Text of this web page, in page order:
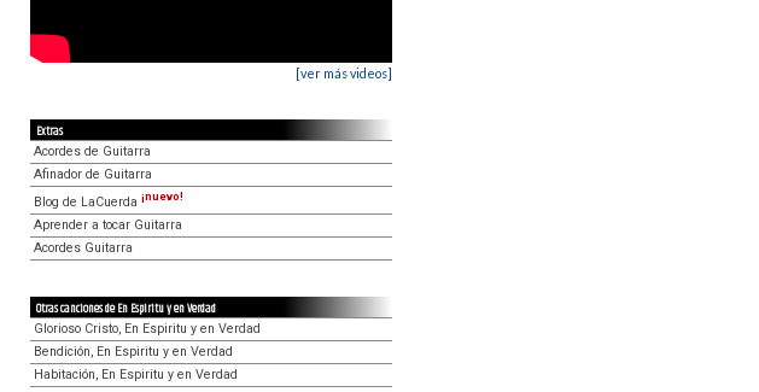
[ver más videos]
Extras
Acordes de Guitarra
Afinador de Guitarra
Blog de LaCuerda ¡nuevo!
Aprender a tocar Guitarra
Acordes Guitarra
Otras canciones de En Espiritu y en Verdad
Glorioso Cristo, En Espiritu y en Verdad
Bendición, En Espiritu y en Verdad
Habitación, En Espiritu y en Verdad